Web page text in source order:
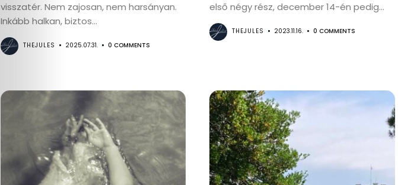
visszatér. Nem zajosan, nem harsányan.
Inkább halkan, biztos...
THEJULES 2025.07.31. 0 COMMENTS
első négy rész, december 14-én pedig...
THEJULES 2023.11.16. 0 COMMENTS